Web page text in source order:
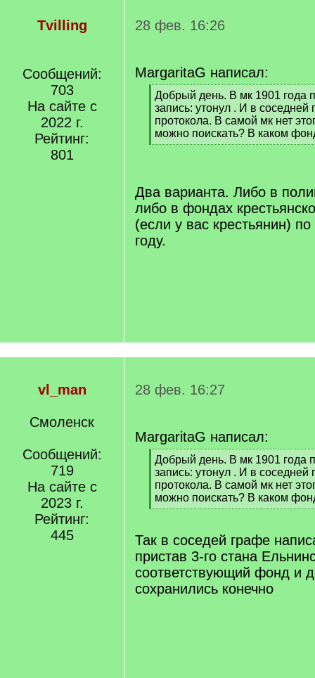
Tvilling
Сообщений:
703
На сайте с
2022 г.
Рейтинг:
801
28 фев. 16:26
MargaritaG написал:
[
q
]
Добрый день. В мк 1901 года
запись: утонул . И в
протокола. В самой мк нет
можно поискать? В каком
[
Два варианта. Либо в
либо в фондах
(если у вас крестьянин)
году.
vl_man
Смоленск
Сообщений:
719
На сайте с
2023 г.
Рейтинг:
445
28 фев. 16:27
MargaritaG написал:
[
q
]
Добрый день. В мк 1901 года
запись: утонул . И в
протокола. В самой мк нет
можно поискать? В каком
[
q
]
Так в соседей графе
пристав 3-го стана
соответствующий фонд и
сохранились конечно